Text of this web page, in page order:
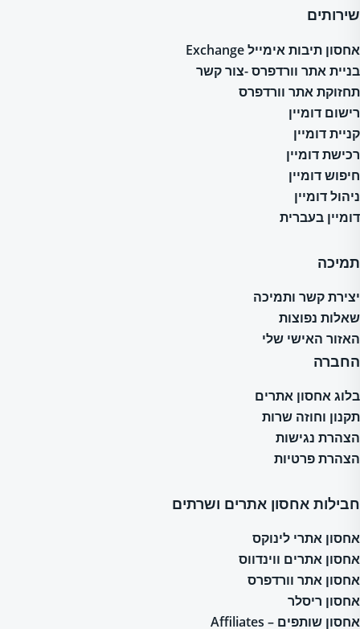
שירותים
אחסון תיבות אימייל Exchange
בניית אתר וורדפרס -צור קשר
תחזוקת אתר וורדפרס
רישום דומיין
קניית דומיין
רכישת דומיין
חיפוש דומיין
ניהול דומיין
דומיין בעברית
תמיכה
יצירת קשר ותמיכה
שאלות נפוצות
האזור האישי שלי
החברה
בלוג אחסון אתרים
תקנון וחוזה שרות
הצהרת נגישות
הצהרת פרטיות
חבילות אחסון אתרים ושרתים
אחסון אתרי לינוקס
אחסון אתרים ווינדווס
אחסון אתר וורדפרס
אחסון ריסלר
אחסון שותפים – Affiliates